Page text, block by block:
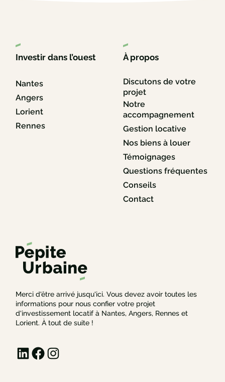
Merci d'être arrivé jusqu'ici. Vous devez avoir toutes les
informations pour nous confier votre projet
d'investissement locatif à Nantes, Angers, Rennes et
Lorient. À tout de suite !
LinkedIn
Facebook
Instagram
Investir dans l’ouest
Nantes
Angers
Lorient
Rennes
À propos
Discutons de votre
projet
Notre
accompagnement
Gestion locative
Nos biens à louer
Témoignages
Questions fréquentes
Conseils
Contact